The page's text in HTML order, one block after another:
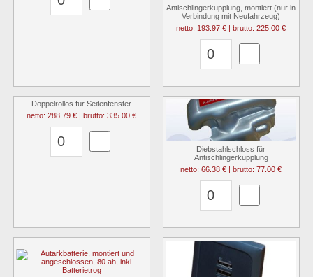
Antischlingerkupplung, montiert (nur in
Verbindung mit Neufahrzeug)
netto: 193.97 € | brutto: 225.00 €
Doppelrollos für Seitenfenster
netto: 288.79 € | brutto: 335.00 €
Diebstahlschloss für
Antischlingerkupplung
netto: 66.38 € | brutto: 77.00 €